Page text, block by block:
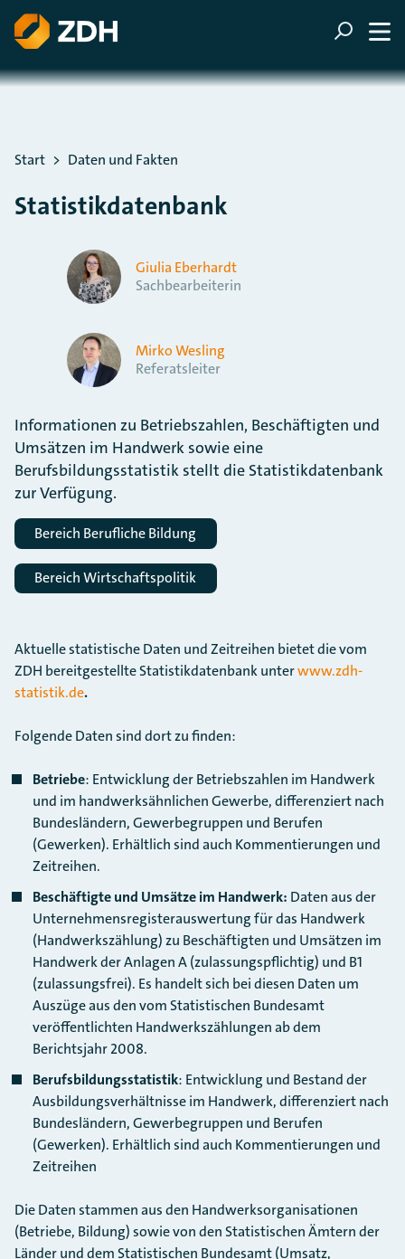
ZUM HAUPTINHALT SPRINGEN
ZUR SUCHE SPRINGEN
Sie befinden sich hier:
Start Daten und Fakten
Statistikdatenbank
Giulia Eberhardt
Sachbearbeiterin
Mirko Wesling
Referatsleiter
Informationen zu Betriebszahlen, Beschäftigten und
Umsätzen im Handwerk sowie eine
Berufsbildungsstatistik stellt die Statistikdatenbank
zur Verfügung.
Bereich Berufliche Bildung
Bereich Wirtschaftspolitik
Aktuelle statistische Daten und Zeitreihen bietet die vom
ZDH bereitgestellte Statistikdatenbank unterwww.zdh-
statistik.de.
Folgende Daten sind dort zu finden:
Betriebe: Entwicklung der Betriebszahlen im Handwerk
und im handwerksähnlichen Gewerbe, differenziert nach
Bundesländern, Gewerbegruppen und Berufen
(Gewerken). Erhältlich sind auch Kommentierungen und
Zeitreihen.
Beschäftigte und Umsätze im Handwerk: Daten aus der
Unternehmensregisterauswertung für das Handwerk
(Handwerkszählung) zu Beschäftigten und Umsätzen im
Handwerk der Anlagen A (zulassungspflichtig) und B1
(zulassungsfrei). Es handelt sich bei diesen Daten um
Auszüge aus den vom Statistischen Bundesamt
veröffentlichten Handwerkszählungen ab dem
Berichtsjahr 2008.
Berufsbildungsstatistik: Entwicklung und Bestand der
Ausbildungsverhältnisse im Handwerk, differenziert nach
Bundesländern, Gewerbegruppen und Berufen
(Gewerken). Erhältlich sind auch Kommentierungen und
Zeitreihen
Die Daten stammen aus den Handwerksorganisationen
(Betriebe, Bildung) sowie von den Statistischen Ämtern der
Länder und dem Statistischen Bundesamt (Umsatz,